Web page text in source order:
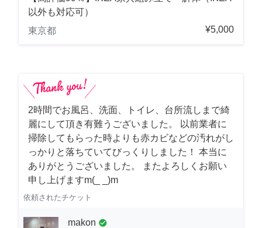
以外も対応可）
東京都
¥5,000
2時間でお風呂、洗面、トイレ、台所流しまで綺
麗にして頂き有難うございました。 以前業者に
掃除してもらった時よりも赤カビなどの汚れがし
っかりと落ちていてびっくりしました！ 本当に
ありがとうございました。 またよろしくお願い
申し上げますm(_ _)m
依頼されたチケット
makon check_circle